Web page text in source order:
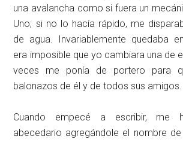
una avalancha como si fuera un
Uno; si no lo hacía rápido, me
de agua. Invariablemente quedaba
era imposible que yo cambiara una de
veces me ponía de portero para
balonazos de él y de todos sus amigos.
Cuando empecé a escribir, me
abecedario agregándole el nombre